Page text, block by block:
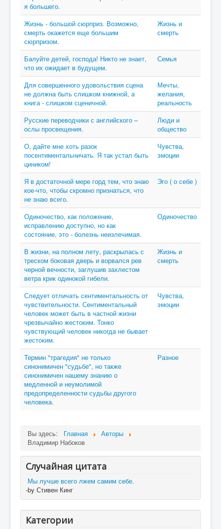
я большего.
Жизнь - большой сюрприз. Возможно,
смерть окажется еще большим
сюрпризом.
Жизнь и
смерть
Балуйте детей, господа! Никто не знает,
что их ожидает в будущем.
Семья
Для совершенного удовольствия сцена
не должна быть слишком книжной, а
книга - слишком сценичной.
Мечты,
желания,
реальность
Русские переводчики с английского –
ослы просвещения.
Люди и
общество
О, дайте мне хоть разок
посентиментальничать. Я так устал быть
циником!
Чувства,
эмоции
Я в достаточной мере горд тем, что знаю
кое-что, чтобы скромно признаться, что
не знаю всего.
Эго ( о себе )
Одиночество, как положение,
исправлению доступно, но как
состояние, это - болезнь неизлечимая.
Одиночество
В жизни, на полном лету, раскрылась с
треском боковая дверь и ворвался рев
черной вечности, заглушив захлестом
ветра крик одинокой гибели.
Жизнь и
смерть
Следует отличать сентиментальность от
чувствительности. Сентиментальный
человек может быть в частной жизни
чрезвычайно жестоким. Тонко
чувствующий человек никогда не бывает
жестоким.
Чувства,
эмоции
Термин "трагедия" не только
синонимичен "судьбе", но также
синонимичен нашему знанию о
медленной и неумолимой
предопределенности судьбы другого
человека.
Разное
Вы здесь: Главная
Авторы
Владимир Набоков
Случайная цитата
Мы лучше всего лжем самим себе.
-by Стивен Кинг
Категории